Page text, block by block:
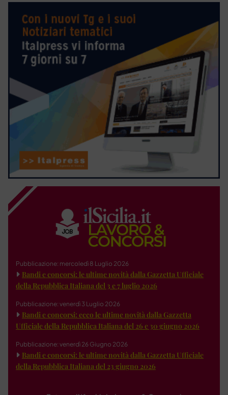
Pubblicazione: mercoledì 8 Luglio 2026
Bandi e concorsi: le ultime novità dalla Gazzetta Ufficiale
della Repubblica Italiana del 3 e 7 luglio 2026
Pubblicazione: venerdì 3 Luglio 2026
Bandi e concorsi: ecco le ultime novità dalla Gazzetta
Ufficiale della Repubblica Italiana del 26 e 30 giugno 2026
Pubblicazione: venerdì 26 Giugno 2026
Bandi e concorsi: le ultime novità dalla Gazzetta Ufficiale
della Repubblica Italiana del 23 giugno 2026